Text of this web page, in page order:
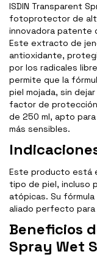
ISDIN Transparent
fotoprotector de
innovadora patente
Este extracto de
antioxidante,
por los radicales
permite que la
piel mojada, sin
factor de
de 250 ml, apto
más sensibles.
Este producto está
tipo de piel, incluso
atópicas. Su
aliado perfecto
Beneficios
Spray Wet